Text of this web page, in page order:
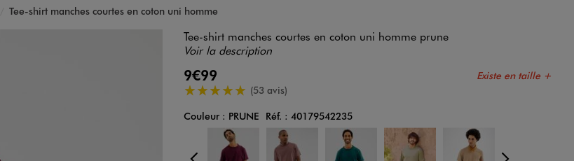
Tee-shirt manches courtes en coton uni homme
Tee-shirt manches courtes en coton uni homme prune
Voir la description
9€99 Existe en taille +
5/5 de moyenne(53 avis)
Couleur
Couleur : PRUNE Réf. : 40179542235
Choisissez votre Couleur